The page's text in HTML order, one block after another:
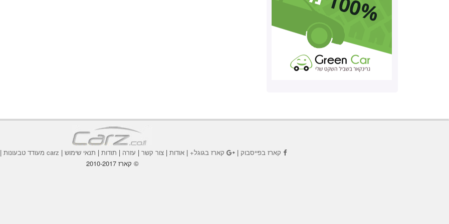
קארז בפייסבוק | קארז בגוגל+ | אודות | צור קשר | עזרה | תודות | תנאי שימוש | carz מעודד טבעונות |
© קארז 2010-2017